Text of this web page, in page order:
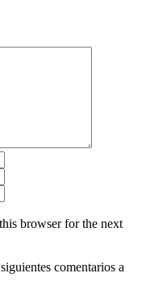
browser for the next
comentarios a